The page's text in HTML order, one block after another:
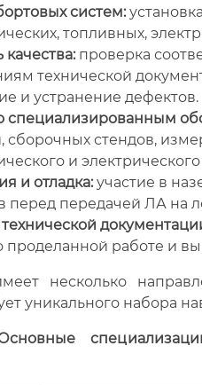
систем:
топливных,
качества:проверка
технической
и устранение дефектов.
специализированным
сборочных стендов,
и
и отладка:участие в
перед передачей ЛА на
проделанной работе и
несколько
уникального набора